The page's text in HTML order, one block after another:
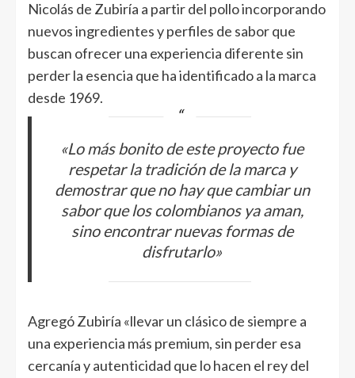
Nicolás de Zubiría a partir del pollo incorporando
nuevos ingredientes y perfiles de sabor que
buscan ofrecer una experiencia diferente sin
perder la esencia que ha identificado a la marca
desde 1969.
«Lo más bonito de este proyecto fue
respetar la tradición de la marca y
demostrar que no hay que cambiar un
sabor que los colombianos ya aman,
sino encontrar nuevas formas de
disfrutarlo»
Agregó Zubiría «llevar un clásico de siempre a
una experiencia más premium, sin perder esa
cercanía y autenticidad que lo hacen el rey del